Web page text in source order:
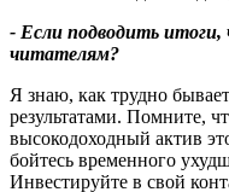
- Если подводить
читателям?
Я знаю, как трудно
результатами. Помните,
высокодоходный актив
бойтесь временного
Инвестируйте в свой